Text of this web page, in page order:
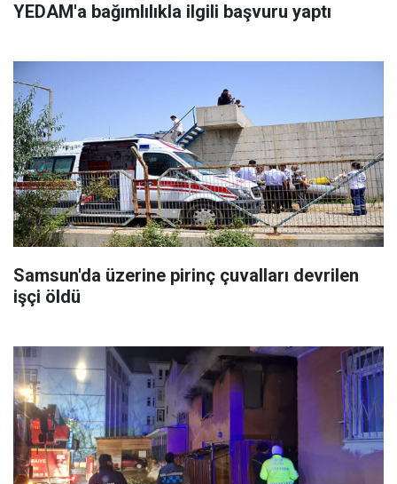
YEDAM'a bağımlılıkla ilgili başvuru yaptı
Samsun'da üzerine pirinç çuvalları devrilen
işçi öldü